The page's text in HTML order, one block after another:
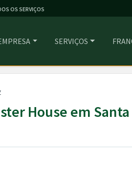
OS SERVIÇOS
SERVIÇOS
House em